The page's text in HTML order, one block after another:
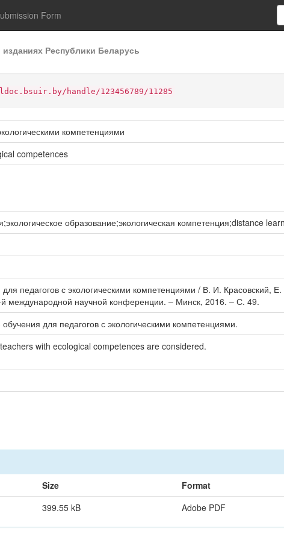
Form
Республики Беларусь
handle/123456789/11285
компетенциями
competences
образование;экологическая компетенция;distance
педагогов с экологическими компетенциями / В. И. Красовский,
международной научной конференции. – Минск, 2016. – С. 49.
для педагогов с экологическими компетенциями.
with ecological competences are considered.
Size
Format
399.55 kB Adobe PDF